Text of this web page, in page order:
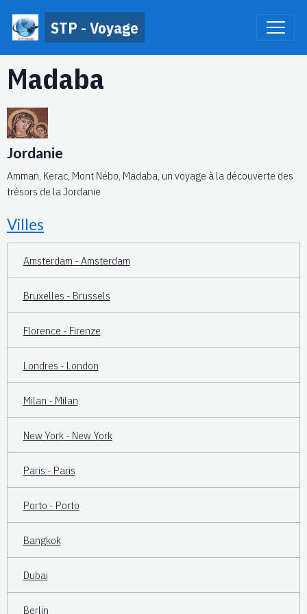
STP - Voyage
Madaba
Jordanie
Amman, Kerac, Mont Nébo, Madaba, un voyage à la découverte des
trésors de la Jordanie
Villes
Amsterdam - Amsterdam
Bruxelles - Brussels
Florence - Firenze
Londres - London
Milan - Milan
New York - New York
Paris - Paris
Porto - Porto
Bangkok
Dubai
Berlin